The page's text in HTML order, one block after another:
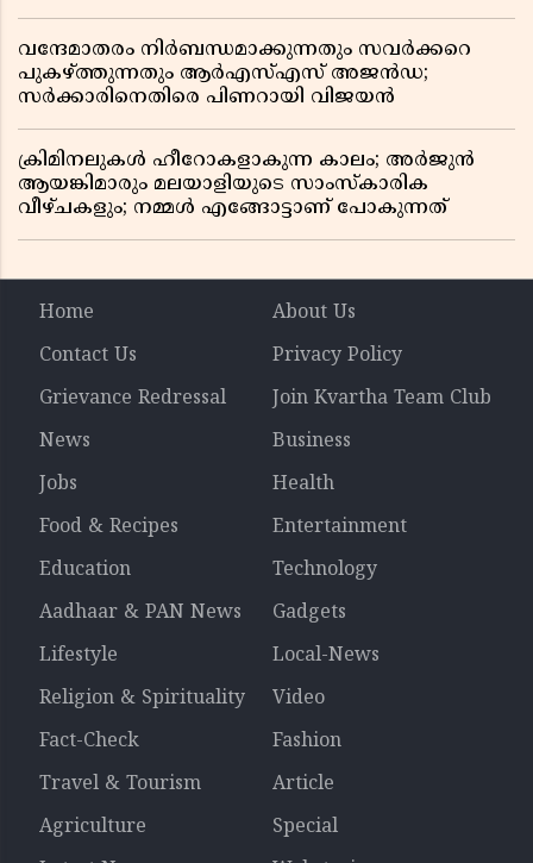
വന്ദേമാതരം നിർബന്ധമാക്കുന്നതും സവർക്കറെ
പുകഴ്ത്തുന്നതും ആർഎസ്എസ് അജൻഡ;
സർക്കാരിനെതിരെ പിണറായി വിജയൻ
ക്രിമിനലുകൾ ഹീറോകളാകുന്ന കാലം; അർജുൻ
ആയങ്കിമാരും മലയാളിയുടെ സാംസ്കാരിക
വീഴ്ചകളും; നമ്മൾ എങ്ങോട്ടാണ് പോകുന്നത്
Home
About Us
Contact Us
Privacy Policy
Grievance Redressal
Join Kvartha Team Club
News
Business
Jobs
Health
Food & Recipes
Entertainment
Education
Technology
Aadhaar & PAN News
Gadgets
Lifestyle
Local-News
Religion & Spirituality
Video
Fact-Check
Fashion
Travel & Tourism
Article
Agriculture
Special